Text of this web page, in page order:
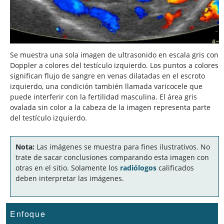
Se muestra una sola imagen de ultrasonido en escala gris con
Doppler a colores del testículo izquierdo. Los puntos a colores
significan flujo de sangre en venas dilatadas en el escroto
izquierdo, una condición también llamada varicocele que
puede interferir con la fertilidad masculina. El área gris
ovalada sin color a la cabeza de la imagen representa parte
del testículo izquierdo.
Nota: Las imágenes se muestra para fines ilustrativos. No
trate de sacar conclusiones comparando esta imagen con
otras en el sitio. Solamente los radiólogos calificados
deben interpretar las imágenes.
Enfoque